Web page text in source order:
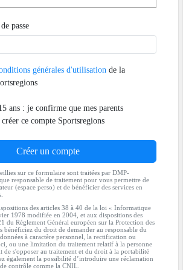
passe
générales d'utilisation de la
ans : je confirme que mes parents
ce compte Sportsregions
Créer un compte
sur ce formulaire sont traitées par DMP-
responsable de traitement pour vous permettre de
(espace perso) et de bénéficier des services en
des articles 38 à 40 de la loi « Informatique
1978 modifiée en 2004, et aux dispositions des
du Règlement Général européen sur la Protection des
bénéficiez du droit de demander au responsable du
à caractère personnel, la rectification ou
ou une limitation du traitement relatif à la personne
de s'opposer au traitement et du droit à la portabilité
également la possibilité d’introduire une réclamation
contrôle comme la CNIL.